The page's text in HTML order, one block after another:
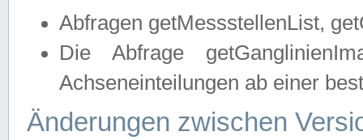
Abfragen getMessstellenList,
Die Abfrage
Achseneinteilungen ab einer
Änderungen zwischen